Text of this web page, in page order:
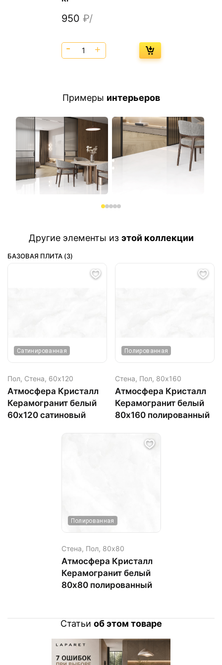
Примеры интерьеров
950 ₽/
Другие элементы из этой коллекции
БАЗОВАЯ ПЛИТА (3)
Сатинированная
Пол, Стена, 60х120
Атмосфера Кристалл
Керамогранит белый
60х120 сатиновый
Полированная
Стена, Пол, 80х160
Атмосфера Кристалл
Керамогранит белый
80х160 полированный
Полированная
Стена, Пол, 80х80
Атмосфера Кристалл
Керамогранит белый
80х80 полированный
Статьи об этом товаре